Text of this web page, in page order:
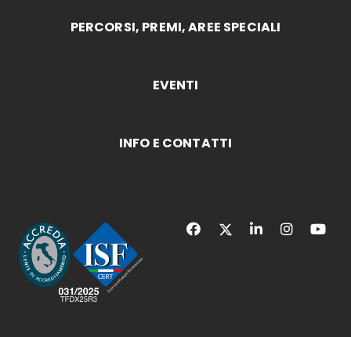
PERCORSI, PREMI, AREE SPECIALI
EVENTI
INFO E CONTATTI